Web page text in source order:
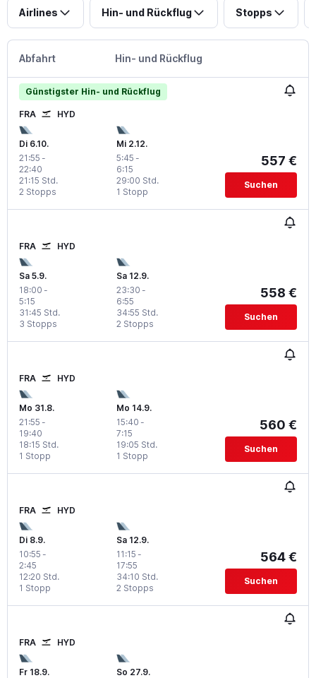
Airlines Hin- und Rückflug Stopps
Abfahrt Hin- und Rückflug
Günstigster Hin- und Rückflug
FRA HYD
Di 6.10.
21:55 -
22:40
2 Stopps
21:15 Std.
Mi 2.12.
5:45 -
6:15
1 Stopp
29:00 Std.
557 €
Suchen
FRA HYD
Sa 5.9.
18:00 -
5:15
3 Stopps
31:45 Std.
Sa 12.9.
23:30 -
6:55
2 Stopps
34:55 Std.
558 €
Suchen
FRA HYD
Mo 31.8.
21:55 -
19:40
1 Stopp
18:15 Std.
Mo 14.9.
15:40 -
7:15
1 Stopp
19:05 Std.
560 €
Suchen
FRA HYD
Di 8.9.
10:55 -
2:45
1 Stopp
12:20 Std.
Sa 12.9.
11:15 -
17:55
2 Stopps
34:10 Std.
564 €
Suchen
FRA HYD
Fr 18.9. So 27.9.